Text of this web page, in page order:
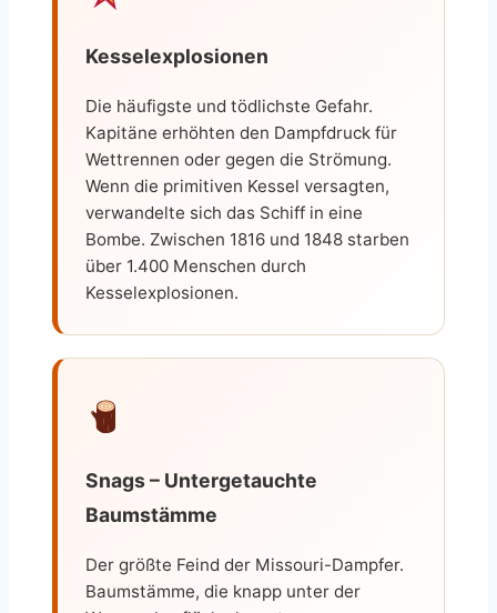
Kesselexplosionen
Die häufigste und tödlichste Gefahr.
Kapitäne erhöhten den Dampfdruck für
Wettrennen oder gegen die Strömung.
Wenn die primitiven Kessel versagten,
verwandelte sich das Schiff in eine
Bombe. Zwischen 1816 und 1848 starben
über 1.400 Menschen durch
Kesselexplosionen.
Snags – Untergetauchte
Baumstämme
Der größte Feind der Missouri-Dampfer.
Baumstämme, die knapp unter der